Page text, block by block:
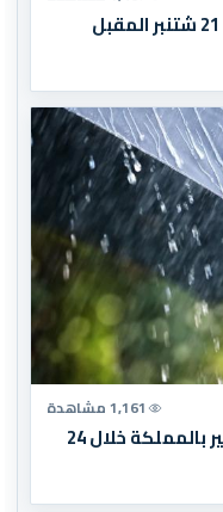
1,161 مشاهدة
في عز الصيف.. مقاييس أمطار الخير بالمملكة خلال 24